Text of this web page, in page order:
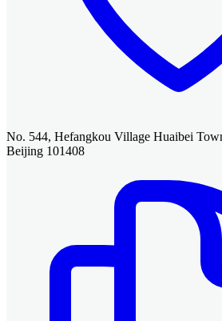
No. 544, Hefangkou Village Huaibei
Beijing 101408